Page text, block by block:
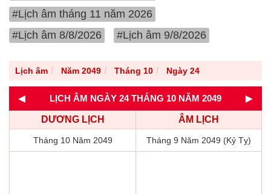
#Lịch âm tháng 11 năm 2026
#Lịch âm 8/8/2026
#Lịch âm 9/8/2026
Lịch âm Năm 2049 Tháng 10 Ngày 24
◄ LỊCH ÂM NGÀY 24 THÁNG 10 NĂM 2049 ►
DƯƠNG LỊCH ÂM LỊCH
Tháng 10 Năm 2049 Tháng 9 Năm 2049 (Kỷ Tỵ)